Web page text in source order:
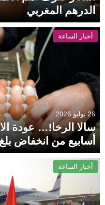
الدرهم المغربي
أخبار الساعة
26 يوليو 2026
سالا الرخا!… عودة
أسابيع من انخفاض بلغ 50
أخبار الساعة